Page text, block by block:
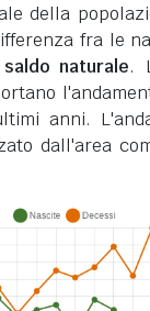
della
fra le
saldo naturale.
anni.
dall'area